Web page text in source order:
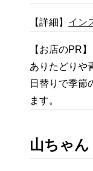
【詳細】 イン
【お店のPR】
ありたどりや
日替りで季節
ます。
山ちゃん